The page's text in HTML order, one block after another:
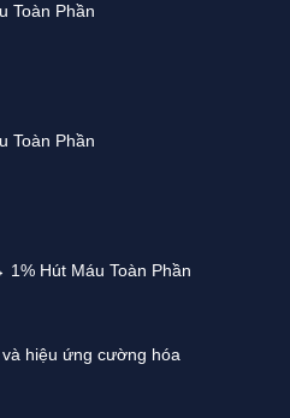
Toàn Phần
Toàn Phần
Hút Máu Toàn Phần
hiệu ứng cường hóa